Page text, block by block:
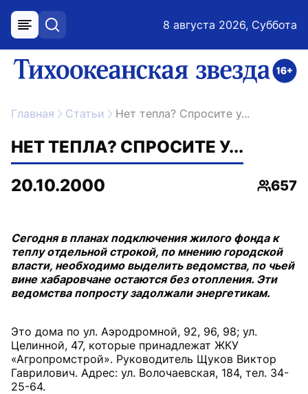
меню поиск 8 августа 2026, Суббота
ссылка на главную
Главная Статьи Нет тепла? Спросите у...
НЕТ ТЕПЛА? СПРОСИТЕ У...
20.10.2000
657
Сегодня в планах подключения жилого фонда к
теплу отдельной строкой, по мнению городской
власти, необходимо выделить ведомства, по чьей
вине хабаровчане остаются без отопления. Эти
ведомства попросту задолжали энергетикам.
Это дома по ул. Аэродромной, 92, 96, 98; ул.
Целинной, 47, которые принадлежат ЖКУ
«Агропромстрой». Руководитель Щуков Виктор
Гаврилович. Адрес: ул. Волочаевская, 184, тел. 34-
25-64.